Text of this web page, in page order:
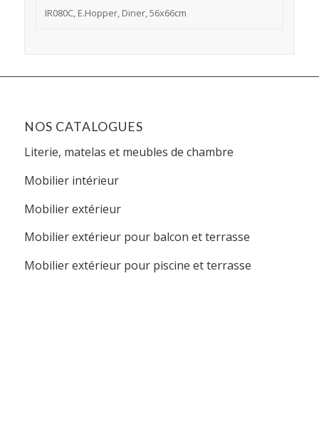
IR080C, E.Hopper, Diner, 56x66cm
NOS CATALOGUES
Literie, matelas et meubles de chambre
Mobilier intérieur
Mobilier extérieur
Mobilier extérieur pour balcon et terrasse
Mobilier extérieur pour piscine et terrasse